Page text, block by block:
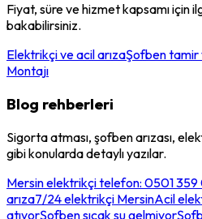
Fiyat, süre ve hizmet kapsamı için
bakabilirsiniz.
Elektrikçi ve acil arızaŞofben
Montajı
Blog rehberleri
Sigorta atması, şofben arızası,
gibi konularda detaylı yazılar.
Mersin elektrikçi telefon: 0501 359
arıza7/24 elektrikçi MersinAcil
atıyorŞofben sıcak su gelmiyor